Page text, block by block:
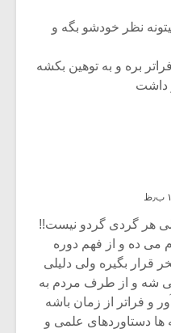
نظر خودشو بگه و
بره و به توهین بکشه
داشت
هر گردی گردو نیست!!
می ده و از فهم دوره
بگیره ولی دلیلی
شه و از طرف مردم به
و فراتر از زمان باشه
ها دستاوردهای علمی و